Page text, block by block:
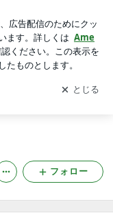
を受け取りまし
開く
フォロー